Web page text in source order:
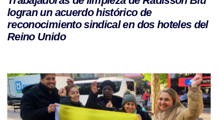
logran un acuerdo histórico de
reconocimiento sindical en dos hoteles del
Reino Unido